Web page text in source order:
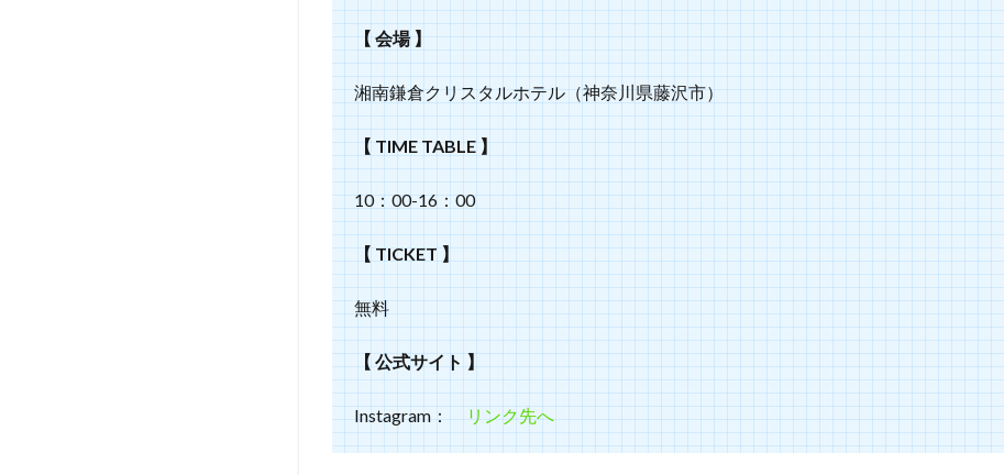
【 会場 】
湘南鎌倉クリスタルホテル（神奈川県藤沢市）
【 TIME TABLE 】
10：00-16：00
【 TICKET 】
無料
【 公式サイト 】
Instagram：リンク先へ